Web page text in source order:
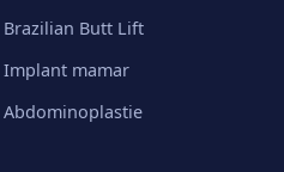
Brazilian Butt Lift
Implant mamar
Abdominoplastie